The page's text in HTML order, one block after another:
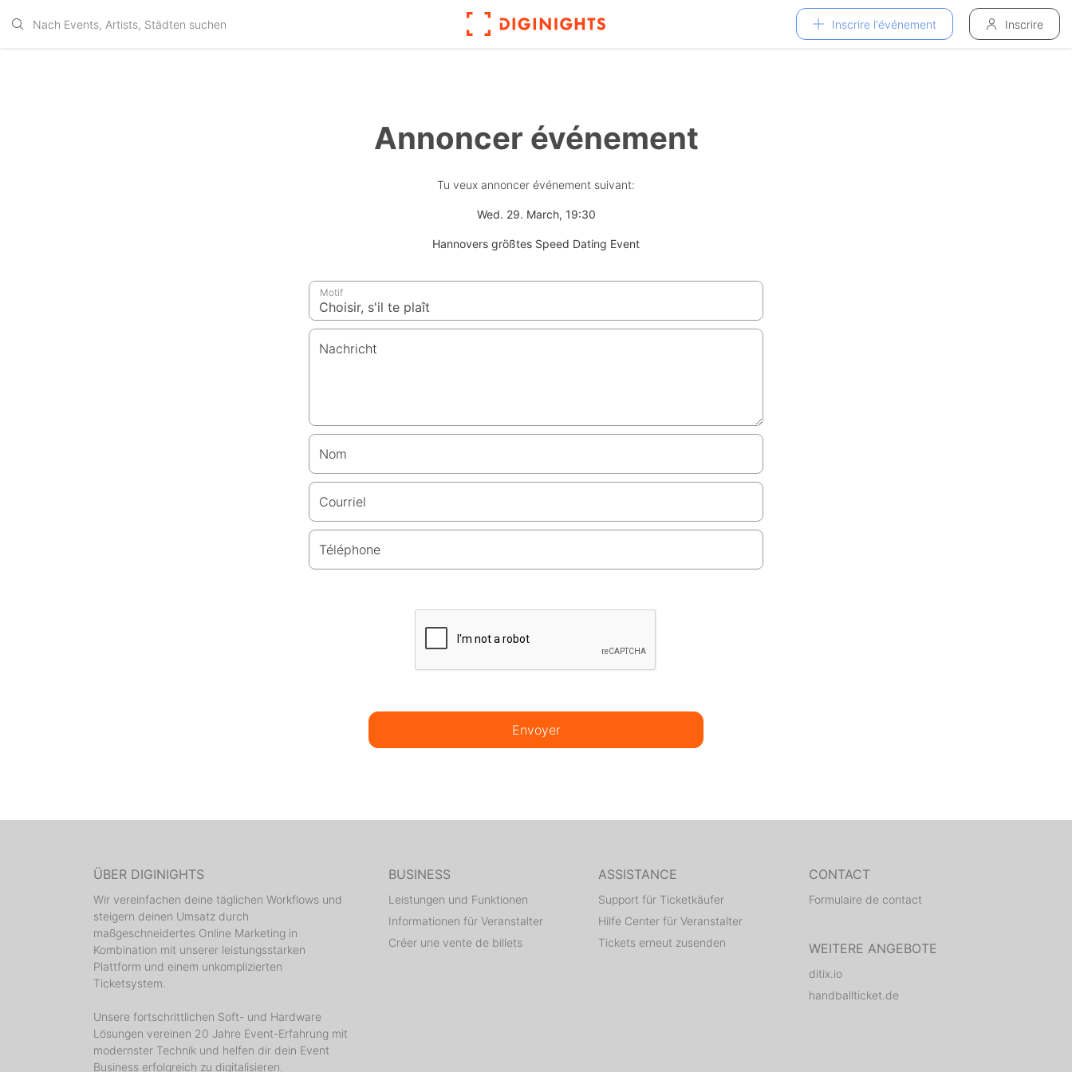
Inscrire l'événement Inscrire
Annoncer événement
Tu veux annoncer événement suivant:
Wed. 29. March, 19:30
Hannovers größtes Speed Dating Event
Motif
Nachricht
Nom
Courriel
Téléphone
Envoyer
ÜBER DIGINIGHTS
Wir vereinfachen deine täglichen Workflows und
steigern deinen Umsatz durch
maßgeschneidertes Online Marketing in
Kombination mit unserer leistungsstarken
Plattform und einem unkomplizierten
Ticketsystem.
Unsere fortschrittlichen Soft- und Hardware
Lösungen vereinen 20 Jahre Event-Erfahrung mit
modernster Technik und helfen dir dein Event
Business erfolgreich zu digitalisieren.
BUSINESS
Leistungen und Funktionen
Informationen für Veranstalter
Créer une vente de billets
ASSISTANCE
Support für Ticketkäufer
Hilfe Center für Veranstalter
Tickets erneut zusenden
CONTACT
Formulaire de contact
WEITERE ANGEBOTE
ditix.io
handballticket.de